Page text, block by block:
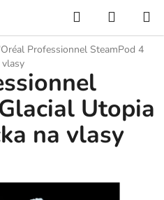
Hledat
KOŠÍK
Professionnel SteamPod 4
Utopia
na vlasy